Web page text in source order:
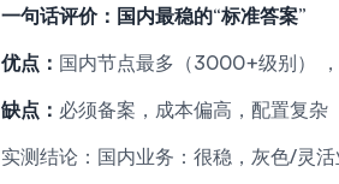
一句话评价：国内最稳的“标准答案”
优点： 国内节点最多（3000+级别）
缺点： 必须备案，成本偏高，配置复杂
实测结论：国内业务：很稳，灰色/灵